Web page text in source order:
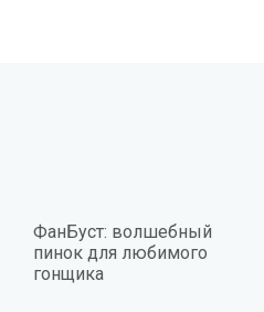
ФанБуст: волшебный
пинок для любимого
гонщика